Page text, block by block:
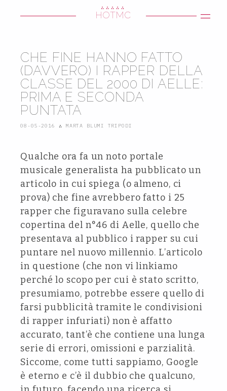
HOTMC
∴∴∴∴∴
CHE FINE HANNO FATTO
(DAVVERO) I RAPPER DELLA
CLASSE DEL 2000 DI AELLE:
PRIMA E SECONDA
PUNTATA
08-05-2016 ∴ MARTA BLUMI TRIPODI
Qualche ora fa un noto portale
musicale generalista ha pubblicato un
articolo in cui spiega (o almeno, ci
prova) che fine avrebbero fatto i 25
rapper che figuravano sulla celebre
copertina del n°46 di Aelle, quello che
presentava al pubblico i rapper su cui
puntare nel nuovo millennio. L’articolo
in questione (che non vi linkiamo
perché lo scopo per cui è stato scritto,
presumiamo, potrebbe essere quello di
farsi pubblicità tramite le condivisioni
di rapper infuriati) non è affatto
accurato, tant’è che contiene una lunga
serie di errori, omissioni e parzialità.
Siccome, come tutti sappiamo, Google
è eterno e c’è il dubbio che qualcuno,